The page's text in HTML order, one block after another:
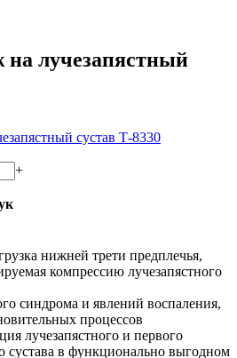
на лучезапястный
+
нижней трети предплечья,
компрессию лучезапястного
синдрома и явлений воспаления,
процессов
лучезапястного и первого
сустава в функционально выгодном